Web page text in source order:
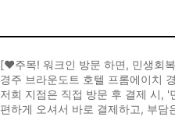
[♥️주목! 워크인 방문 하면, 민생회
경주 브라운도트 호텔 프롬에이치
저희 지점은 직접 방문 후 결제 시,
편하게 오셔서 바로 결제하고, 부담